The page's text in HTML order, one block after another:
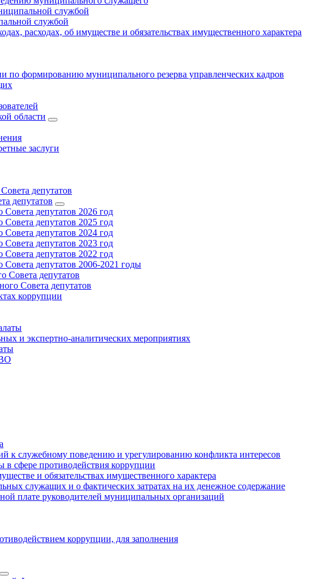
службой
службой
расходах, об имуществе и обязательствах имущественного характера
по формированию муниципального резерва управленческих кадров
области
заслуги
депутатов
депутатов
депутатов 2026 год
депутатов 2025 год
депутатов 2024 год
депутатов 2023 год
депутатов 2022 год
депутатов 2006-2021 годы
Совета депутатов
Совета депутатов
коррупции
и экспертно-аналитических мероприятиях
к служебному поведению и урегулированию конфликта интересов
сфере противодействия коррупции
и обязательствах имущественного характера
служащих и о фактических затратах на их денежное содержание
плате руководителей муниципальных организаций
коррупции, для заполнения